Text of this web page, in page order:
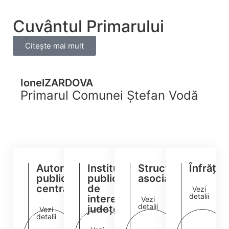
Cuvântul Primarului
Citește mai mult
IonelZARDOVA
Primarul Comunei Ștefan Vodă
Autorități/Instituții
publice
centrale
Vezi
detalii
Instituții
publice
de
interes
județean
Structuri
asociative
Vezi
detalii
Înfrățiri
Vezi
detalii